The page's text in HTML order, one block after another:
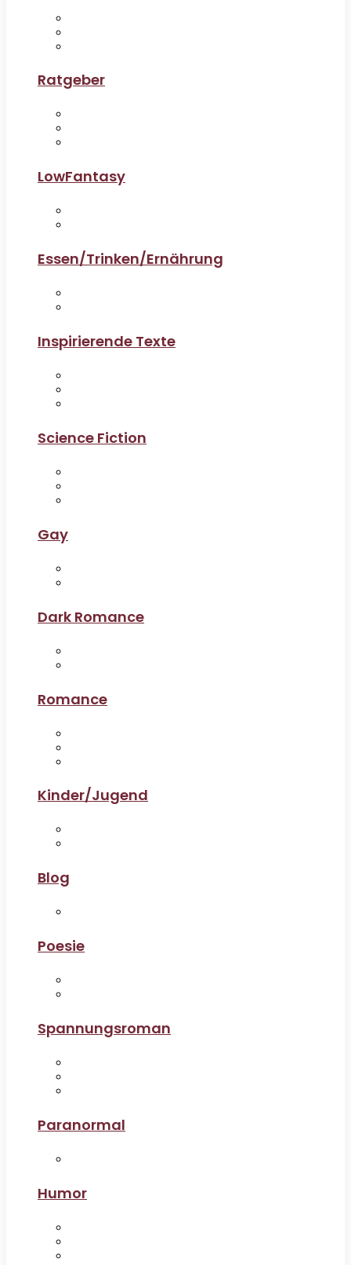
Ratgeber
LowFantasy
Essen/Trinken/Ernährung
Inspirierende Texte
Science Fiction
Gay
Dark Romance
Romance
Kinder/Jugend
Blog
Poesie
Spannungsroman
Paranormal
Humor